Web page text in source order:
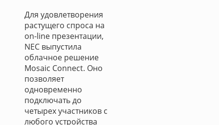
Для удовлетворения
растущего спроса на
on-line презентации,
NEC выпустила
облачное решение
Mosaic Connect. Оно
позволяет
одновременно
подключать до
четырех участников с
любого устройства